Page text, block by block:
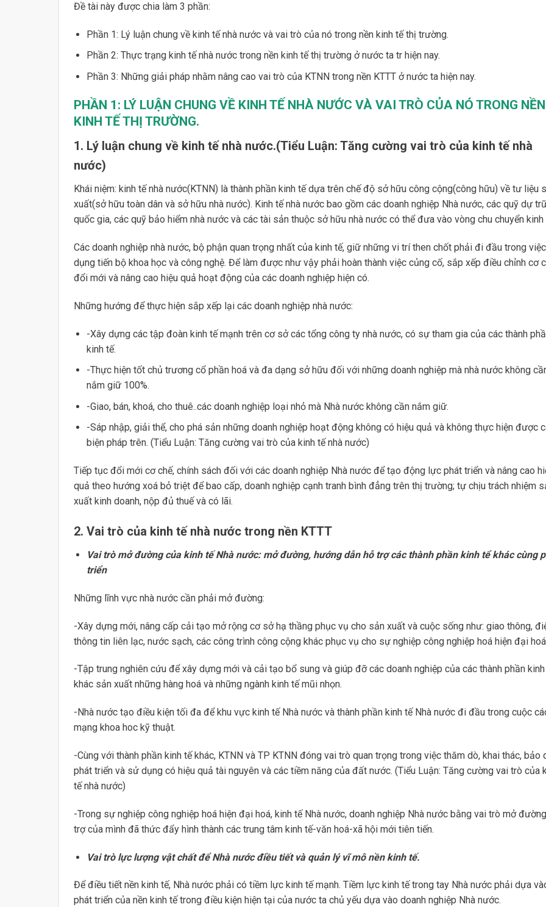
Đề tài này được chia làm 3 phần:
Phần 1: Lý luận chung về kinh tế nhà nước và vai trò của nó trong nền kinh tế thị trường.
Phần 2: Thực trạng kinh tế nhà nước trong nền kinh tế thị trường ở nước ta tr hiện nay.
Phần 3: Những giải pháp nhằm nâng cao vai trò của KTNN trong nền KTTT ở nước ta hiện nay.
PHẦN 1: LÝ LUẬN CHUNG VỀ KINH TẾ NHÀ NƯỚC VÀ VAI TRÒ CỦA NÓ TRONG NỀN
KINH TẾ THỊ TRƯỜNG.
1. Lý luận chung về kinh tế nhà nước.(Tiểu Luận: Tăng cường vai trò của kinh tế nhà
nước)
Khái niệm: kinh tế nhà nước(KTNN) là thành phần kinh tế dựa trên chế độ sở hữu công cộng(công hữu) về tư liệu
xuất(sở hữu toàn dân và sở hữu nhà nước). Kinh tế nhà nước bao gồm các doanh nghiệp Nhà nước, các quỹ dự
quốc gia, các quỹ bảo hiểm nhà nước và các tài sản thuộc sở hữu nhà nước có thể đưa vào vòng chu chuyển kinh
Các doanh nghiệp nhà nước, bộ phận quan trọng nhất của kinh tế, giữ những vi trí then chốt phải đi đầu trong
dụng tiến bộ khoa học và công nghệ. Để làm được như vậy phải hoàn thành việc củng cố, sắp xếp điều chỉnh cơ
đổi mới và nâng cao hiệu quả hoạt động của các doanh nghiệp hiện có.
Những hướng để thực hiện sắp xếp lại các doanh nghiệp nhà nước:
-Xây dựng các tập đoàn kinh tế mạnh trên cơ sở các tổng công ty nhà nước, có sự tham gia của các thành
kinh tế.
-Thực hiện tốt chủ trương cổ phần hoá và đa dạng sở hữu đối với những doanh nghiệp mà nhà nước không
nắm giữ 100%.
-Giao, bán, khoá, cho thuê..các doanh nghiệp loại nhỏ mà Nhà nước không cần nắm giữ.
-Sáp nhập, giải thể, cho phá sản những doanh nghiệp hoạt động không có hiệu quả và không thực hiện được
biện pháp trên. (Tiểu Luận: Tăng cường vai trò của kinh tế nhà nước)
Tiếp tục đổi mới cơ chế, chính sách đối với các doanh nghiệp Nhà nước để tạo động lực phát triển và nâng cao
quả theo hướng xoá bỏ triệt để bao cấp, doanh nghiệp cạnh tranh bình đẳng trên thị trường; tự chịu trách nhiệm
xuất kinh doanh, nộp đủ thuế và có lãi.
2. Vai trò của kinh tế nhà nước trong nền KTTT
Vai trò mở đường của kinh tế Nhà nước: mở đường, hướng dẫn hỗ trợ các thành phần kinh tể khác cùng
triển
Những lĩnh vực nhà nước cần phải mở đường:
-Xây dựng mới, nâng cấp cải tạo mở rộng cơ sở hạ thầng phục vụ cho sản xuất và cuộc sống như: giao thông,
thông tin liên lạc, nước sạch, các công trình công cộng khác phục vụ cho sự nghiệp công nghiệp hoá hiện đại
-Tập trung nghiên cứu để xây dựng mới và cải tạo bổ sung và giúp đỡ các doanh nghiệp của các thành phần
khác sản xuất những hàng hoá và những ngành kinh tế mũi nhọn.
-Nhà nước tạo điều kiện tối đa để khu vực kinh tế Nhà nước và thành phần kinh tế Nhà nước đi đầu trong cuộc
mạng khoa hoc kỹ thuật.
-Cùng với thành phần kinh tế khác, KTNN và TP KTNN đóng vai trò quan trọng trong việc thăm dò, khai thác, bảo
phát triển và sử dụng có hiệu quả tài nguyên và các tiềm năng của đất nước. (Tiểu Luận: Tăng cường vai trò của
tế nhà nước)
-Trong sự nghiệp công nghiệp hoá hiện đại hoá, kinh tế Nhà nước, doanh nghiệp Nhà nước bằng vai trò mở
trợ của mình đã thức đẩy hình thành các trung tâm kinh tế-văn hoá-xã hội mới tiên tiến.
Vai trò lực lượng vật chất để Nhà nước điều tiết và quản lý vĩ mô nền kinh tế.
Để điều tiết nền kinh tế, Nhà nước phải có tiềm lực kinh tế mạnh. Tiềm lực kinh tế trong tay Nhà nước phải dựa
phát triển của nền kinh tế trong điều kiện hiện tại của nước ta chủ yếu dựa vào doanh nghiệp Nhà nước.